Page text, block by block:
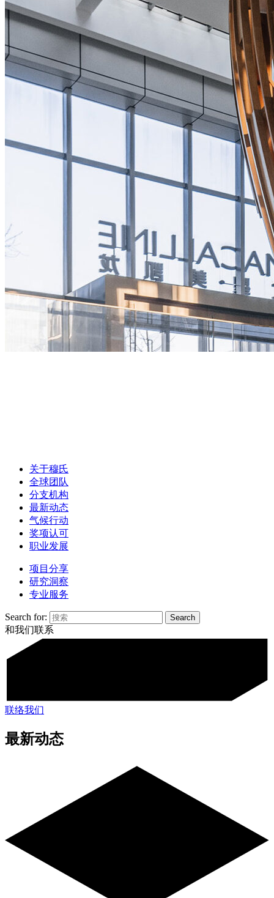
关于穆氏
全球团队
分支机构
最新动态
气候行动
奖项认可
职业发展
项目分享
研究洞察
专业服务
Search for:
和我们联系
联络我们
最新动态